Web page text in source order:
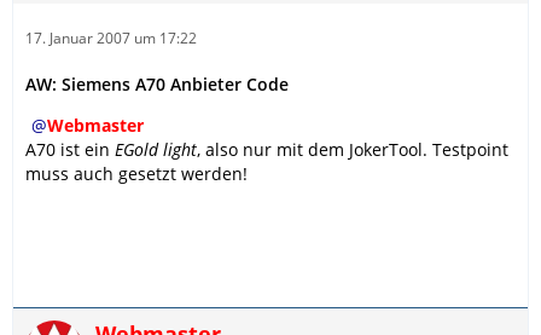
17. Januar 2007 um 17:22
AW: Siemens A70 Anbieter Code
Webmaster
A70 ist ein EGold light, also nur mit dem JokerTool. Testpoint
muss auch gesetzt werden!